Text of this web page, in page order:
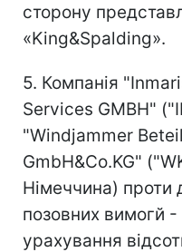
сторону
«King&Spalding».
5. Компанія
Services GMBH"
"Windjammer
GmbH&Co.KG"
Німеччина) проти
позовних вимогй
урахування